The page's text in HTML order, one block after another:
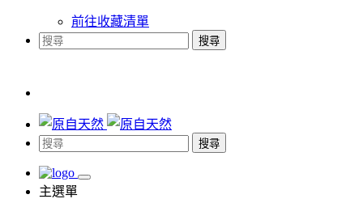
前往收藏清單
搜尋
搜尋
主選單